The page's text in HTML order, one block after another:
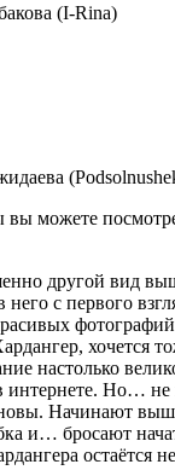
(I-Rina)
вы можете
другой вид
с первого
хочется
настолько
интернете. Но… не
Начинают
и… бросают
остаётся